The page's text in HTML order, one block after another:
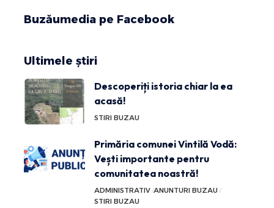
Buzăumedia pe Facebook
Ultimele știri
Descoperiți istoria chiar la ea
acasă!
STIRI BUZAU
Primăria comunei Vintilă Vodă:
Vești importante pentru
comunitatea noastră!
ADMINISTRATIV ANUNTURI BUZAU
STIRI BUZAU